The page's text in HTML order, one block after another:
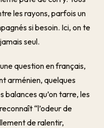
les rayons, parfois un
si besoin. Ici, on te
seul.
question en français,
arménien, quelques
balances qu’on tarre, les
“l’odeur de
de ralentir,